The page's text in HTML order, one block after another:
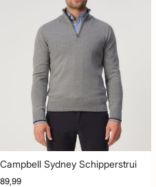
Campbell Sydney Schipperstrui
89,99